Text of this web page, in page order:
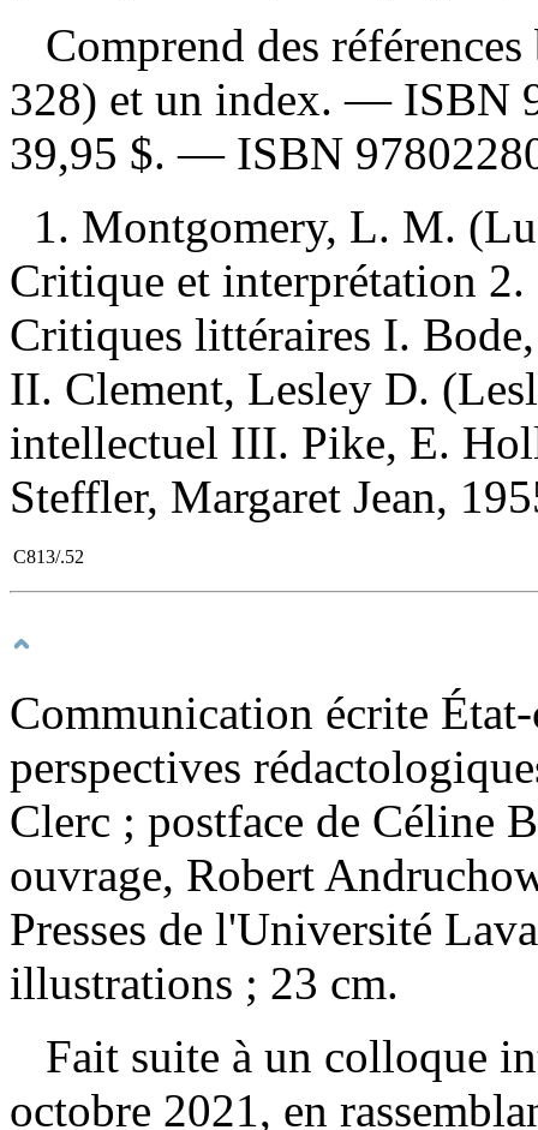
Comprend des
328) et un index. — ISBN
39,95 $. — ISBN
1. Montgomery, L. M.
Critique et interprétation
Critiques littéraires I.
II. Clement, Lesley D.
intellectuel III. Pike, E.
Steffler, Margaret Jean,
C813/.52
Communication écrite
perspectives
Clerc ; postface de Céline
ouvrage, Robert
Presses de l'Université
illustrations ; 23 cm.
Fait suite à un colloque
octobre 2021, en